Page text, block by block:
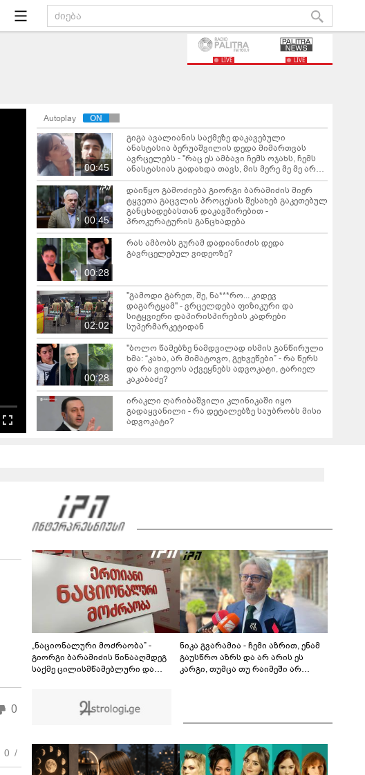
LIVE LIVE
Autoplay
00:45
გიგა ავალიანის საქმეზე დაკავებული
ანასტასია ბერუაშვილის დედა მიმართვას
ავრცელებს - "რაც ეს ამბავი ჩემს ოჯახს, ჩემს
ანასტასიას გადახდა თავს, მის მერე მე მე არ
ვარ"
00:45
დაიწყო გამოძიება გიორგი ბარამიძის მიერ
ტყვეთა გაცვლის პროცესის შესახებ გაკეთებულ
განცხადებასთან დაკავშირებით -
პროკურატურის განცხადება
00:28
რას ამბობს გურამ დადიანიძის დედა
გავრცელებულ ვიდეოზე?
02:02
"გამოდი გარეთ, შე, ნა***რო... კიდევ
დაგარტყამ" - ვრცელდება ფიზიკური და
სიტყვიერი დაპირისპირების კადრები
სუპერმარკეტიდან
00:28
"ბოლო წამებზე ნამდვილად ისმის განწირული
ხმა: “კახა, არ მიმატოვო, გეხვეწები” - რა წერს
და რა ვიდეოს აქვეყნებს ადვოკატი, ტარიელ
კაკაბაძე?
ირაკლი ღარიბაშვილი კლინიკაში იყო
გადაყვანილი - რა დეტალებზე საუბრობს მისი
ადვოკატი?
გურამ დადიანიძის დედის ემოციური მიმართვა
ნია იმნაძეს და ანასტასია ბერუაშვილს
ბრალდება წარედგინათ - რამდენ წლიანი
პატიმრობა ემუქრებათ არასრულწლოვნებს?
04:01
გიგა ავალიანის საქმეზე დაკავებული ორი
მოზარდი ბრალის ოფიციალურად წარდგენის
მოლოდინშია - რა არის ცნობილი ამ
დროისთვის საქმეში და რა მტკიცებულებებზე
საუბრობს ეკა კუპატაძე?
0
0 /
„ნაციონალური მოძრაობა” -
გიორგი ბარამიძის წინააღმდეგ
საქმე ცილისმწამებლური და
პოლიტიკურ მიზნებსა და რუსული
პროპაგანდის ამოცანებს
რუსული ბუნების
ნიკა გვარამია - ჩემი აზრით, ენამ
გაუსწრო აზრს და არ არის ეს
კარგი, თუმცა თუ რაიმეში არ